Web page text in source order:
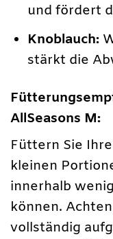
und fördert
Knoblauch:
stärkt die
AllSeasons M:
Füttern Sie
kleinen
innerhalb
können.
vollständig